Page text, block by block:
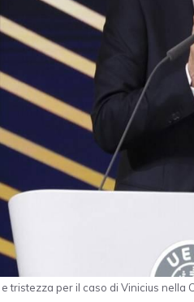
tristezza per il caso di Vinicius nella